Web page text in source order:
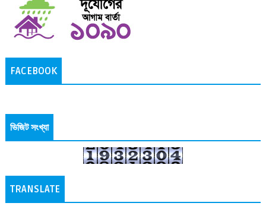
FACEBOOK
ভিজিট সংখ্যা
TRANSLATE